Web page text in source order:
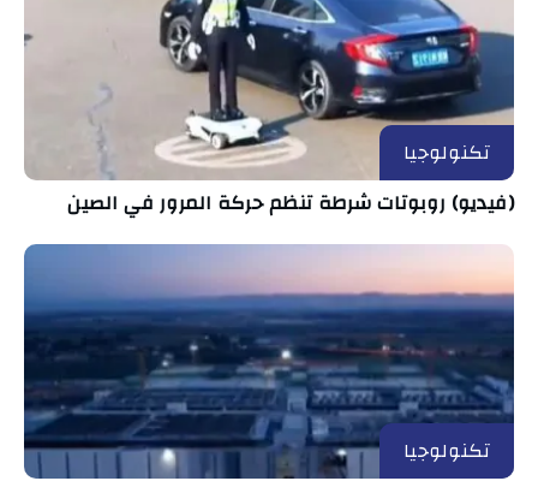
تكنولوجيا
(فيديو) روبوتات شرطة تنظم حركة المرور في الصين
تكنولوجيا